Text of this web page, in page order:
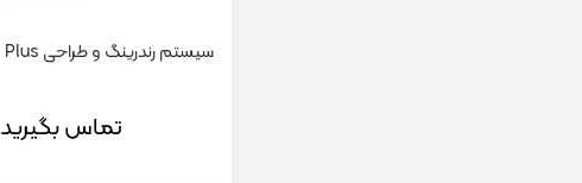
سیستم رندرینگ و طراحی Plus
تماس بگیرید